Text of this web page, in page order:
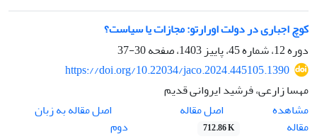
کوچ اجباری در دولت اورارتو: مجازات یا سیاست؟
دوره 12، شماره 45، پاییز 1403، صفحه
30-37
https://doi.org/10.22034/jaco.2024.445105.1390
مهسا زارعی، فرشید ایروانی قدیم
مشاهده
مقاله
اصل مقاله
712.86 K
اصل مقاله به زبان
دوم